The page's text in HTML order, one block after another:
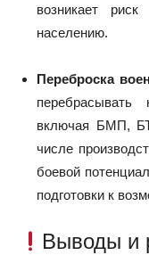
возникает
населению.
Переброска
включая БМП,
числе
боевой
подготовки к
Выводы и